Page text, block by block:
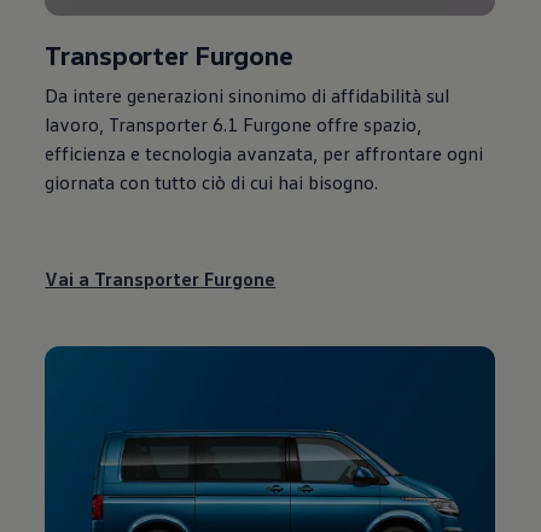
Transporter Furgone
Da intere generazioni sinonimo di affidabilità sul
lavoro, Transporter 6.1 Furgone offre spazio,
efficienza e tecnologia avanzata, per affrontare ogni
giornata con tutto ciò di cui hai bisogno.
Vai a Transporter Furgone